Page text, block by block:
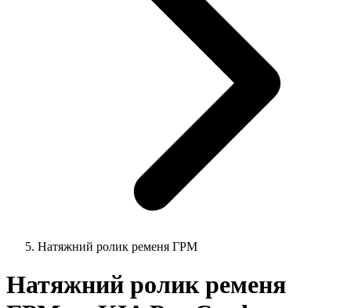
Натяжний ролик ременя ГРМ
Натяжний ролик ременя